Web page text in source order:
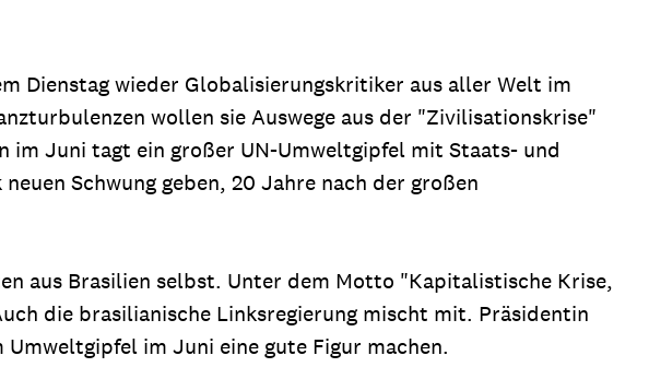
Gemeindematerial Fachpublikationen
Bildungsmaterial Projektmaterial
Dienstag wieder Globalisierungskritiker aus aller Welt im
wollen sie Auswege aus der "Zivilisationskrise"
im Juni tagt ein großer UN-Umweltgipfel mit Staats- und
Schwung geben, 20 Jahre nach der großen
aus Brasilien selbst. Unter dem Motto "Kapitalistische Krise,
die brasilianische Linksregierung mischt mit. Präsidentin
im Juni eine gute Figur machen.